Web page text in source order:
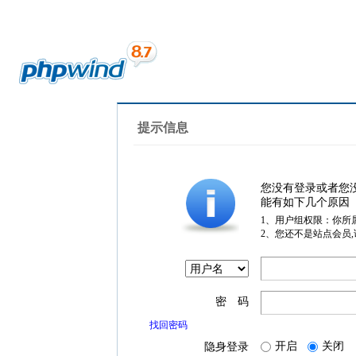
提示信息
您没有登录或者您
能有如下几个原因
1、用户组权限：你所
2、您还不是站点会员
密 码
找回密码
隐身登录 开启 关闭